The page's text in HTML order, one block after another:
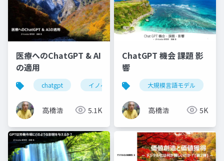
医療へのChatGPT & AI
の適用
chatgpt イノベーション ヘルスケア
高橋浩 5.1K
ChatGPT 機会 課題 影
響
大規模言語モデル
高橋浩 5K